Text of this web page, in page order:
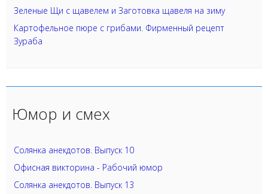
Зеленые Щи с щавелем и Заготовка щавеля на зиму
Картофельное пюре с грибами. Фирменный рецепт
Зураба
Юмор и смех
Солянка анекдотов. Выпуск 10
Офисная викторина - Рабочий юмор
Солянка анекдотов. Выпуск 13